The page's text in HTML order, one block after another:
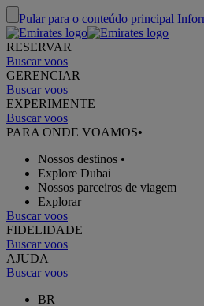
Pular para o conteúdo principal
RESERVAR
Buscar voos
GERENCIAR
Buscar voos
EXPERIMENTE
Buscar voos
PARA ONDE VOAMOS•
Nossos destinos •
Explore Dubai
Nossos parceiros de viagem
Explorar
Buscar voos
FIDELIDADE
Buscar voos
AJUDA
Buscar voos
BR